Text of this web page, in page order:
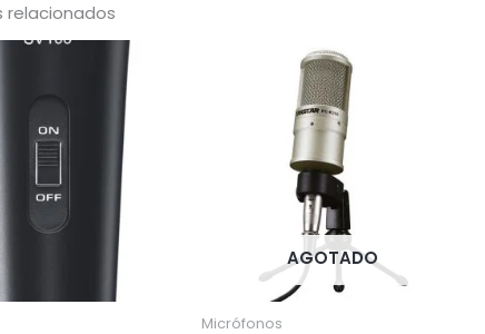
relacionados
AGOTADO
Micrófonos